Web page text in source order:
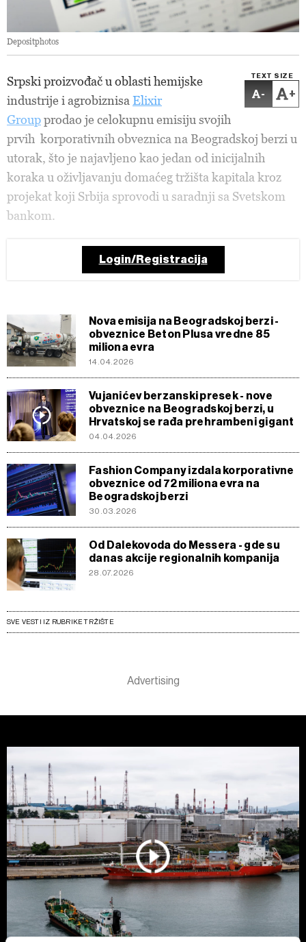
Depositphotos
TEXT SIZE
- +
Srpski proizvođač u oblasti hemijske
industrije i agrobiznisa Elixir
Groupprodao je celokupnu emisiju svojih
prvih korporativnih obveznica na Beogradskoj berzi u
utorak, što je najavljeno kao jedan od inicijalnih
koraka u oživljavanju domaćeg tržišta kapitala kroz
projekat koji Srbija sprovodi u saradnji sa Svetskom
bankom.
Login/Registracija
Nova emisija na Beogradskoj berzi -
obveznice Beton Plusa vredne 85
miliona evra
14.04.2026
Vujanićev berzanski presek - nove
obveznice na Beogradskoj berzi, u
Hrvatskoj se rađa prehrambeni gigant
04.04.2026
Fashion Company izdala korporativne
obveznice od 72 miliona evra na
Beogradskoj berzi
30.03.2026
Od Dalekovoda do Messera - gde su
danas akcije regionalnih kompanija
28.07.2026
SVE VESTI IZ RUBRIKE TRŽIŠTE